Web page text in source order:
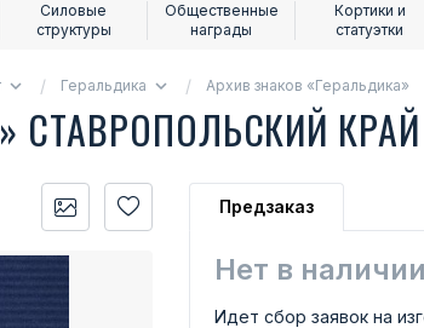
Силовые
структуры
Общественные
награды
Кортики и
статуэтки
Геральдика Архив знаков «Геральдика»
СТАВРОПОЛЬСКИЙ КРАЙ
Предзаказ
Нет в наличии
Идет сбор заявок на